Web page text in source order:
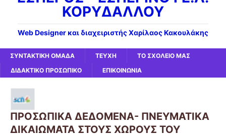
ΚΟΡΥΔΑΛΛΟΥ
Web Designer και διαχειριστής Χαρίλαος Κακουλάκης
ΣΥΝΤΑΚΤΙΚΗ ΟΜΑΔΑ ΤΕΥΧΗ
ΤΟ ΣΧΟΛΕΙΟ ΜΑΣ
ΔΙΔΑΚΤΙΚΟ ΠΡΟΣΩΠΙΚΟ
ΕΠΙΚΟΙΝΩΝΙΑ
ΠΡΟΣΩΠΙΚΑ ΔΕΔΟΜΕΝΑ- ΠΝΕΥΜΑΤΙΚΑ
ΔΙΚΑΙΩΜΑΤΑ ΣΤΟΥΣ ΧΩΡΟΥΣ ΤΟΥ